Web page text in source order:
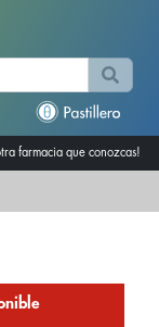
farmacia que conozcas!